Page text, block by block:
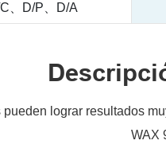
、D/P、D/A
lograr resultados
WAX